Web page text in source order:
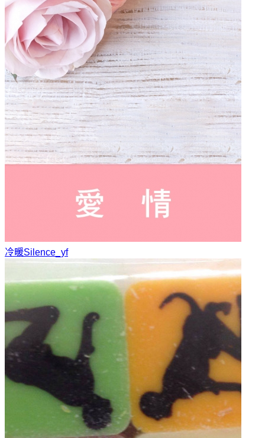
冷暖Silence_yf